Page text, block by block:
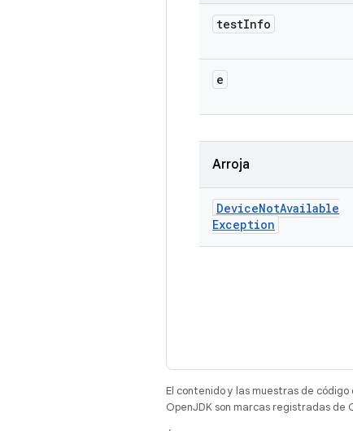
testInfo
e
Arroja
DeviceNotAvailable
Exception
El contenido y las muestras de
OpenJDK son marcas registradas de